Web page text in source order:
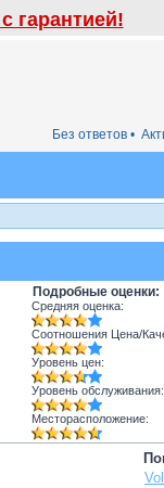
гарантией!
Без ответов •
Подробные оценки:
Средняя оценка:
Соотношения Цена/
Уровень цен:
Уровень обслуживания:
Месторасположение: